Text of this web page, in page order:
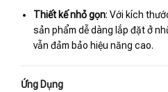
Thiết kế nhỏ gọn: Với kích
sản phẩm dễ dàng lắp đặt ở
vẫn đảm bảo hiệu năng cao.
Ứng Dụng